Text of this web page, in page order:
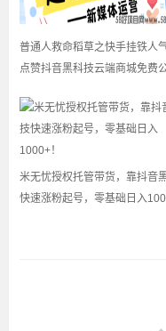
普通人救命稻草之快手挂铁人
点赞抖音黑科技云端商城免费
米无忧授权托管带货，靠抖音
快速涨粉起号，零基础日入